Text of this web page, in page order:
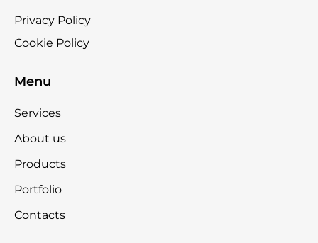
Privacy Policy
Cookie Policy
Menu
Services
About us
Products
Portfolio
Contacts